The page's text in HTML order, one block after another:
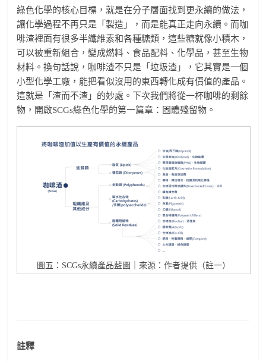
綠色化學的核心目標，就是在分子層面找到更永續的做法，
讓化學過程不再只是「製造」，而是能真正走向永續。而咖
啡渣裡面有很多半纖維素和各種糖類，這些糖就像小積木，
可以被重新組合，變成燃料、食品配料、化學品，甚至生物
材料。換句話說，咖啡渣不只是「垃圾渣」，它其實是一個
小型化學工廠，能把看似沒用的東西轉化成有價值的產品。
這就是「渣而不渣」的妙處。下次我們將從一杯咖啡的剩餘
物，開啟SCGs綠色化學的第一篇章：固體殘留物。
圖五：SCGs永續產品藍圖｜來源：作者提供（註一）
註釋